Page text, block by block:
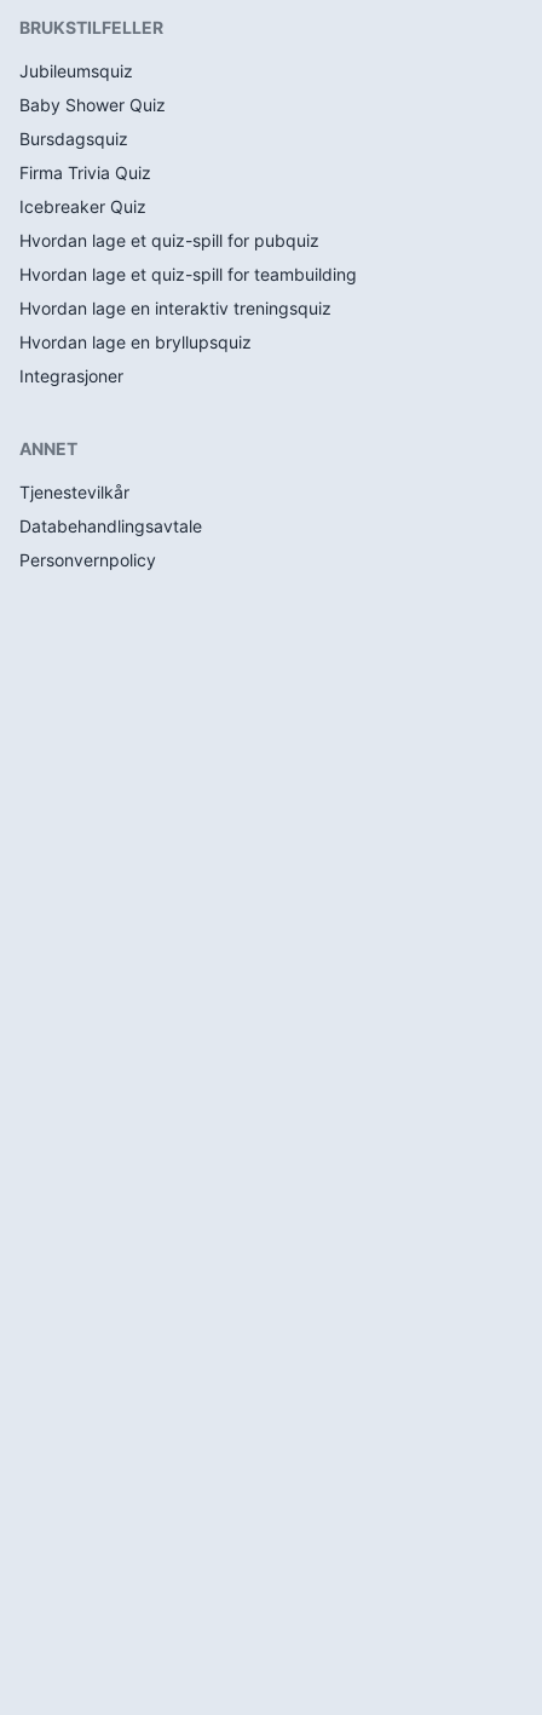
BRUKSTILFELLER
Jubileumsquiz
Baby Shower Quiz
Bursdagsquiz
Firma Trivia Quiz
Icebreaker Quiz
Hvordan lage et quiz-spill for pubquiz
Hvordan lage et quiz-spill for teambuilding
Hvordan lage en interaktiv treningsquiz
Hvordan lage en bryllupsquiz
Integrasjoner
ANNET
Tjenestevilkår
Databehandlingsavtale
Personvernpolicy